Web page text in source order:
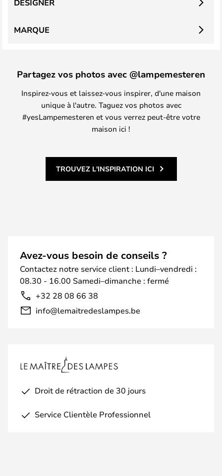
DESIGNER
MARQUE
Partagez vos photos avec @lampemesteren
Inspirez-vous et laissez-vous inspirer, d'une maison
unique à l'autre. Taguez vos photos avec
#yesLampemesteren et vous verrez peut-être votre
maison ici !
TROUVEZ L'INSPIRATION ICI
Avez-vous besoin de conseils ?
Contactez notre service client : Lundi–vendredi :
08.30 - 16.00 Samedi–dimanche : fermé
+32 28 08 66 38
info@lemaitredeslampes.be
Droit de rétraction de 30 jours
Service Clientèle Professionnel